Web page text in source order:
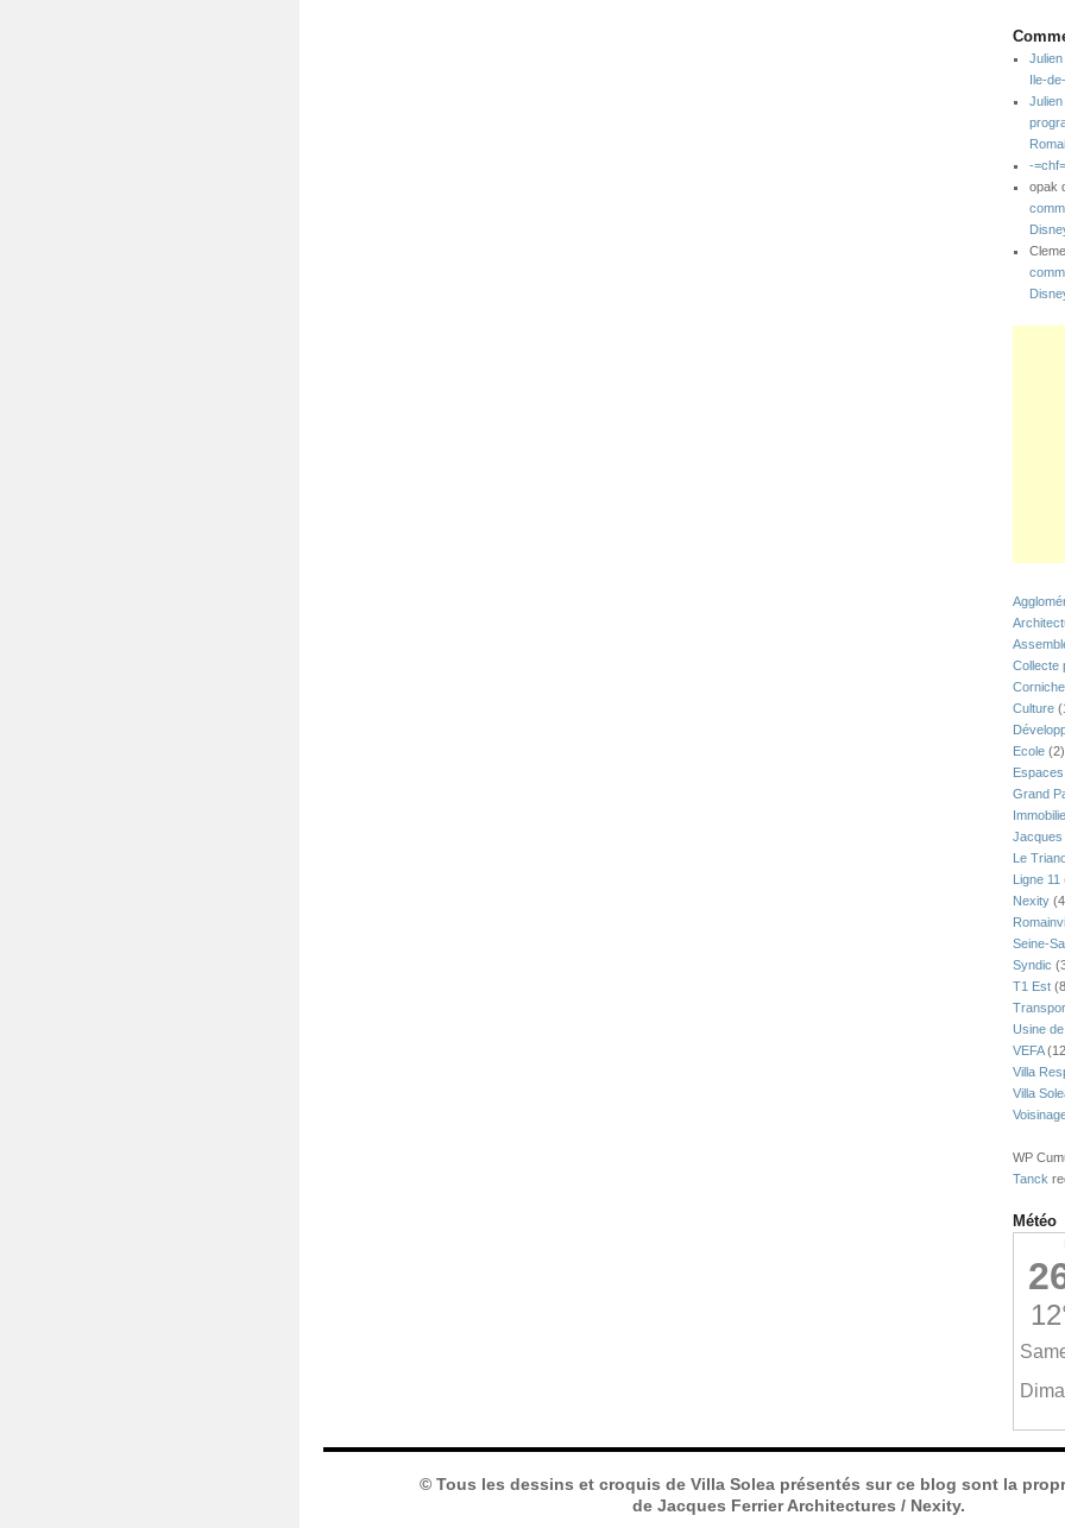
Julien
Ile-
Julien
-
opak
Collecte
Culture
Ecole (2)
Grand
Le
Ligne 11
Nexity
Seine-
Syndic
T1 Est
Usine
VEFA
Villa
Villa
WP
Tanck
Météo
© Tous les dessins et croquis de Villa Solea présentés sur ce blog sont la
de Jacques Ferrier Architectures / Nexity.